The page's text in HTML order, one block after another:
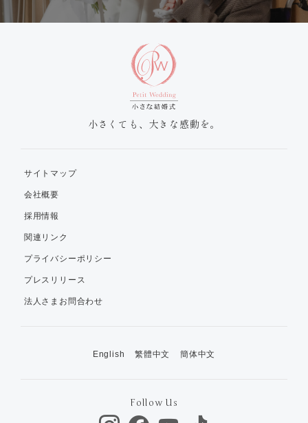
小さくても、大きな感動を。
サイトマップ
会社概要
採用情報
関連リンク
プライバシーポリシー
プレスリリース
法人さまお問合わせ
English 繁體中文 簡体中文
Follow Us